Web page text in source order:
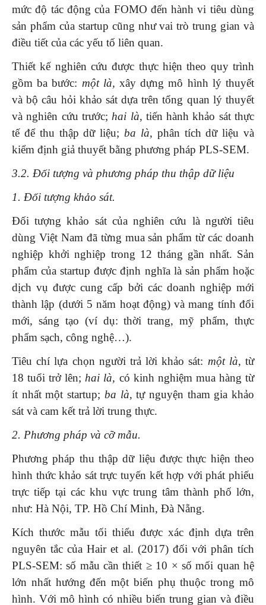
mức độ tác động của FOMO đến hành vi tiêu dùng
sản phẩm của startup cũng như vai trò trung gian và
điều tiết của các yếu tố liên quan.
Thiết kế nghiên cứu được thực hiện theo quy trình
gồm ba bước: một là, xây dựng mô hình lý thuyết
và bộ câu hỏi khảo sát dựa trên tổng quan lý thuyết
và nghiên cứu trước; hai là, tiến hành khảo sát thực
tế để thu thập dữ liệu; ba là, phân tích dữ liệu và
kiểm định giả thuyết bằng phương pháp PLS-SEM.
3.2. Đối tượng và phương pháp thu thập dữ liệu
1. Đối tượng khảo sát.
Đối tượng khảo sát của nghiên cứu là người tiêu
dùng Việt Nam đã từng mua sản phẩm từ các doanh
nghiệp khởi nghiệp trong 12 tháng gần nhất. Sản
phẩm của startup được định nghĩa là sản phẩm hoặc
dịch vụ được cung cấp bởi các doanh nghiệp mới
thành lập (dưới 5 năm hoạt động) và mang tính đổi
mới, sáng tạo (ví dụ: thời trang, mỹ phẩm, thực
phẩm sạch, công nghệ…).
Tiêu chí lựa chọn người trả lời khảo sát: một là, từ
18 tuổi trở lên; hai là, có kinh nghiệm mua hàng từ
ít nhất một startup; ba là, tự nguyện tham gia khảo
sát và cam kết trả lời trung thực.
2. Phương pháp và cỡ mẫu.
Phương pháp thu thập dữ liệu được thực hiện theo
hình thức khảo sát trực tuyến kết hợp với phát phiếu
trực tiếp tại các khu vực trung tâm thành phố lớn,
như: Hà Nội, TP. Hồ Chí Minh, Đà Nẵng.
Kích thước mẫu tối thiểu được xác định dựa trên
nguyên tắc của Hair et al. (2017) đối với phân tích
PLS-SEM: số mẫu cần thiết ≥ 10 × số mối quan hệ
lớn nhất hướng đến một biến phụ thuộc trong mô
hình. Với mô hình có nhiều biến trung gian và điều